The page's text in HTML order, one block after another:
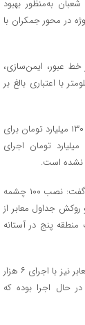
به‌منظور بهبود
به زائرین و شهروندان در ایام نیمه شعبان ۲۹ پروژه در محور جمکران با
خط عبور، ایمن‌سازی،
روشنایی و جدول‌گذاری به طول تقریبی ۱۰ کیلومتر با اعتباری بالغ بر
طلایی به احداث زیرگذرهای این منطقه نیز اشاره و تصریح کرد: ۱۳۰ میلیارد تومان برای
احداث زیرگذرها اختصاص‌داده‌شده و این مبلغ به‌علاوه ۹۰ میلیارد تومان اجرای
نشده است.
وی بخش دیگری از اقدامات اجرایی در حال انجام را نام برد و گفت: نصب ۱۰۰ چشمه
جداول معابر از
منطقه پنج در آستانه
طلایی در پایان خاطرنشان کرد: توسعه فضای سبز و زیباسازی معابر نیز با اجرای ۶ هزار
در حال اجرا بوده که